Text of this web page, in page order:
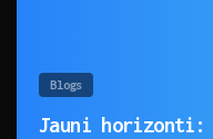
Blogs
Jauni